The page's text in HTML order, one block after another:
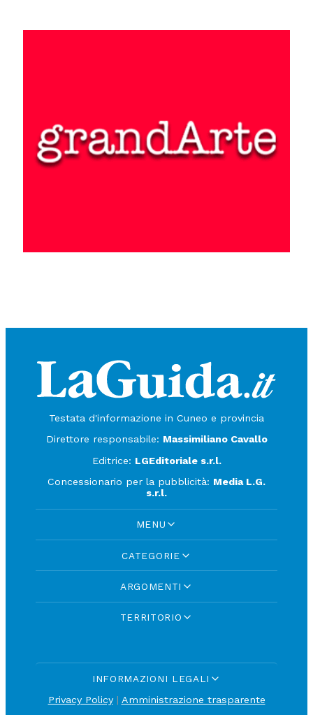
Testata d'informazione in Cuneo e provincia
Direttore responsabile: Massimiliano Cavallo
Editrice: LGEditoriale s.r.l.
Concessionario per la pubblicità: Media L.G.
s.r.l.
MENU
CATEGORIE
ARGOMENTI
TERRITORIO
INFORMAZIONI LEGALI
Privacy Policy| Amministrazione trasparente